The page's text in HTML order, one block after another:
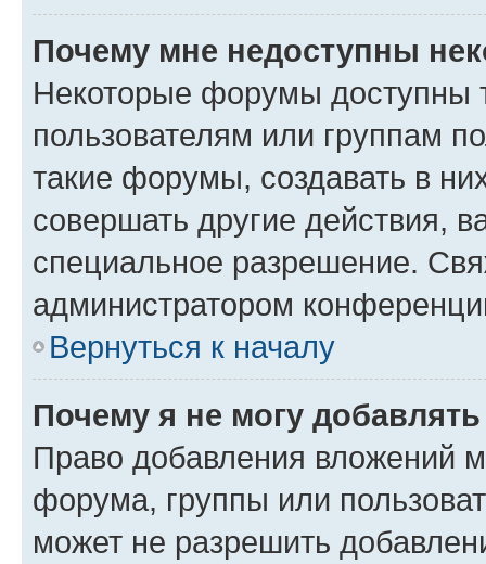
Почему мне недоступны
Некоторые форумы доступны
пользователям или группам
такие форумы, создавать в
совершать другие действия,
специальное разрешение.
администратором
Вернуться к началу
Почему я не могу
Право добавления вложений
форума, группы или
может не разрешить